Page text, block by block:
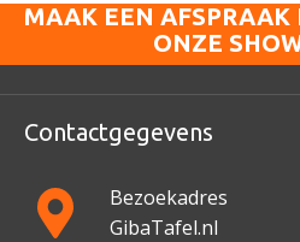
MAAK EEN AFSPRAAK
ONZE
Contactgegevens
Bezoekadres
GibaTafel.nl